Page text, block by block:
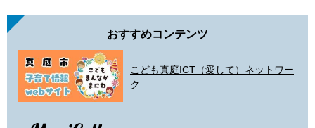
おすすめコンテンツ
こども真庭ICT（愛して）ネットワー
ク